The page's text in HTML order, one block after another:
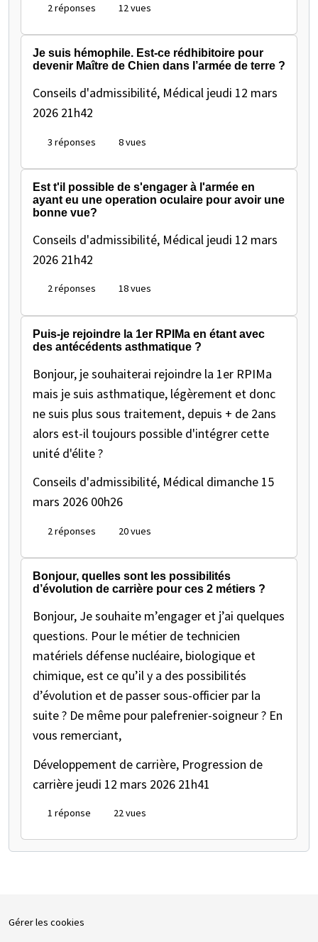
2 réponses 12 vues
Je suis hémophile. Est-ce rédhibitoire pour
devenir Maître de Chien dans l’armée de terre ?
Conseils d'admissibilité, Médical jeudi 12 mars
2026 21h42
3 réponses 8 vues
Est t'il possible de s'engager à l'armée en
ayant eu une operation oculaire pour avoir une
bonne vue?
Conseils d'admissibilité, Médical jeudi 12 mars
2026 21h42
2 réponses 18 vues
Puis-je rejoindre la 1er RPIMa en étant avec
des antécédents asthmatique ?
Bonjour, je souhaiterai rejoindre la 1er RPIMa
mais je suis asthmatique, légèrement et donc
ne suis plus sous traitement, depuis + de 2ans
alors est-il toujours possible d'intégrer cette
unité d'élite ?
Conseils d'admissibilité, Médical dimanche 15
mars 2026 00h26
2 réponses 20 vues
Bonjour, quelles sont les possibilités
d’évolution de carrière pour ces 2 métiers ?
Bonjour, Je souhaite m’engager et j’ai quelques
questions. Pour le métier de technicien
matériels défense nucléaire, biologique et
chimique, est ce qu’il y a des possibilités
d’évolution et de passer sous-officier par la
suite ? De même pour palefrenier-soigneur ? En
vous remerciant,
Développement de carrière, Progression de
carrière jeudi 12 mars 2026 21h41
1 réponse 22 vues
Gérer les cookies